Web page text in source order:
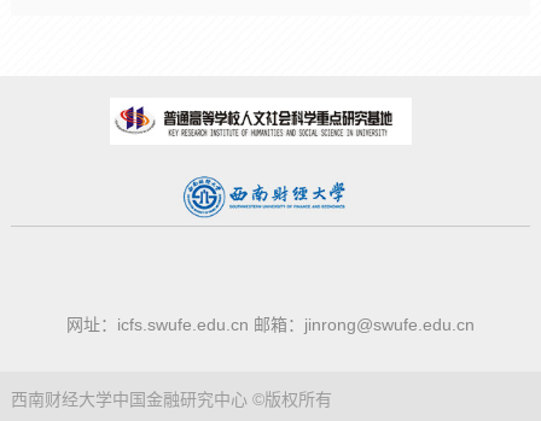
网址： icfs.swufe.edu.cn 邮箱：jinrong@swufe.edu.cn
西南财经大学中国金融研究中心 ©版权所有